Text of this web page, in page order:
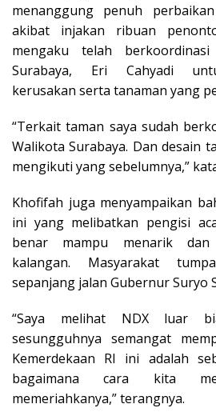
menanggung penuh
akibat injakan ribuan
mengaku telah
Surabaya, Eri Cahyadi
kerusakan serta tanaman yang
“Terkait taman saya sudah
Walikota Surabaya. Dan desain
mengikuti yang sebelumnya,”
Khofifah juga menyampaikan
ini yang melibatkan pengisi
benar mampu menarik dan
kalangan. Masyarakat
sepanjang jalan Gubernur Suryo
“Saya melihat NDX luar
sesungguhnya semangat
Kemerdekaan RI ini adalah
bagaimana cara kita
memeriahkanya,” terangnya.